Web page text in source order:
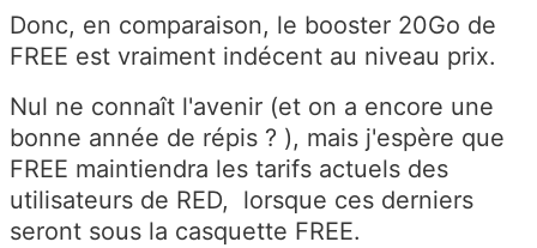
Donc, en comparaison, le booster 20Go de
FREE est vraiment indécent au niveau prix.
Nul ne connaît l'avenir (et on a encore une
bonne année de répis ? ), mais j'espère que
FREE maintiendra les tarifs actuels des
utilisateurs de RED, lorsque ces derniers
seront sous la casquette FREE.